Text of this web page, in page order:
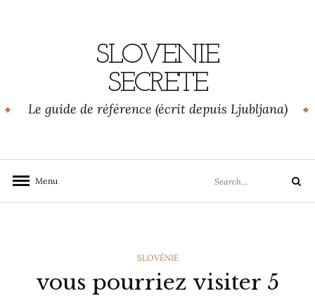
SLOVENIE
SECRETE
Le guide de référence (écrit depuis Ljubljana)
Menu
for:
Search
CATEGORIES
SLOVÉNIE
vous pourriez visiter 5